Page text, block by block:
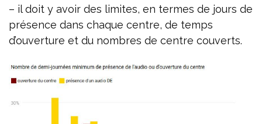
– il doit y avoir des limites, en termes de jours de
présence dans chaque centre, de temps
d’ouverture et du nombres de centre couverts.